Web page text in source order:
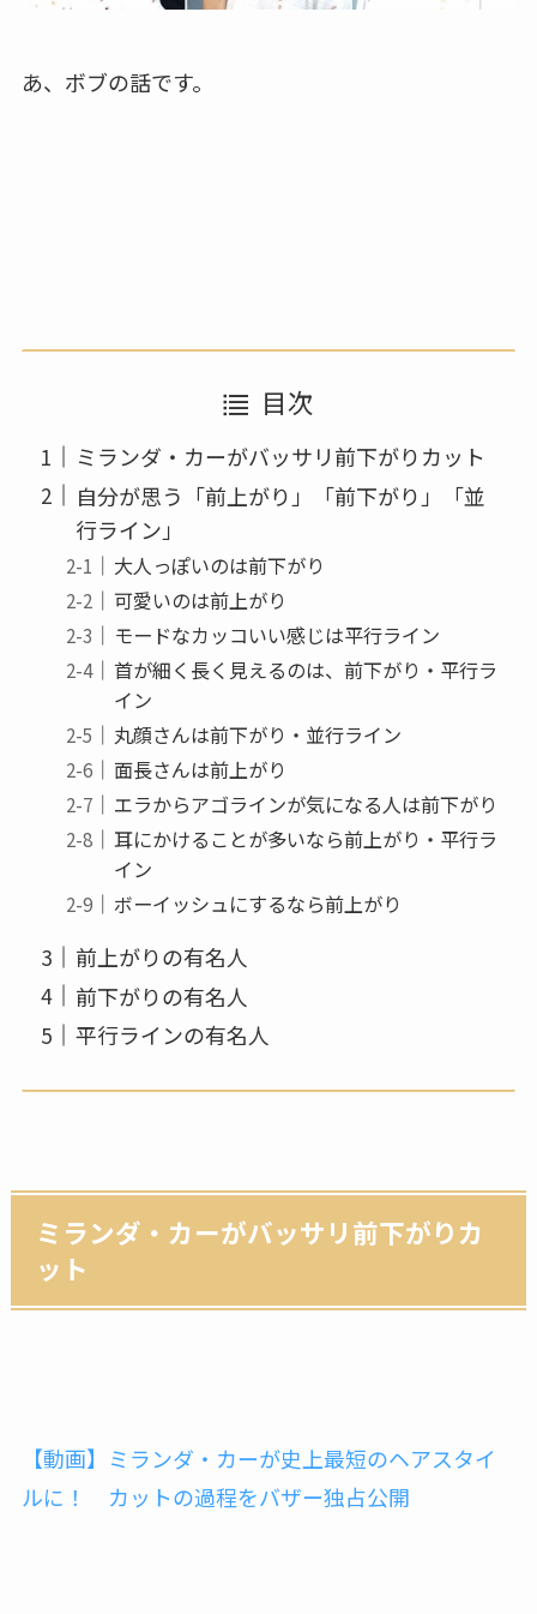
あ、ボブの話です。
目次
ミランダ・カーがバッサリ前下がりカット
自分が思う「前上がり」「前下がり」「並
行ライン」
大人っぽいのは前下がり
可愛いのは前上がり
モードなカッコいい感じは平行ライン
首が細く長く見えるのは、前下がり・平行ラ
イン
丸顔さんは前下がり・並行ライン
面長さんは前上がり
エラからアゴラインが気になる人は前下がり
耳にかけることが多いなら前上がり・平行ラ
イン
ボーイッシュにするなら前上がり
前上がりの有名人
前下がりの有名人
平行ラインの有名人
ミランダ・カーがバッサリ前下がりカ
ット
【動画】ミランダ・カーが史上最短のヘアスタイ
ルに！ カットの過程をバザー独占公開